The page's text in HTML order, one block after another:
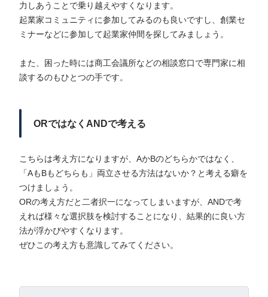
力しあうことで乗り越えやすくなります。
起業家コミュニティに参加してみるのも良いですし、創業セ
ミナーなどに参加して起業家仲間を探してみましょう。
また、困った時には商工会議所などの相談窓口で専門家に相
談するのもひとつの手です。
ORではなくANDで考える
こちらは考え方になりますが、AかBのどちらかではなく、
「AもBもどちらも」両立させる方法はないか？と考える癖を
つけましょう。
ORの考え方だと二者択一になってしまいますが、ANDで考
えれば様々な選択肢を検討することになり、結果的に良い方
法が浮かびやすくなります。
ぜひこの考え方も意識してみてください。